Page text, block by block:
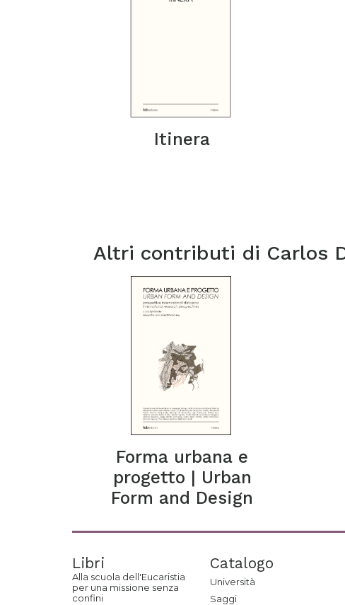
Itinera
Altri contributi di Carlos
Forma urbana e
progetto | Urban
Form and Design
Libri
Alla scuola dell'Eucaristia
per una missione senza
confini
Catalogo
Università
Saggi